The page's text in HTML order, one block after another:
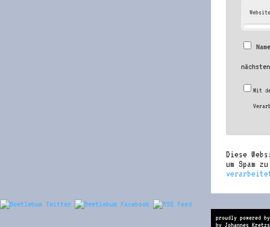
Mit
Diese
um Spam
proudly powered
by Johannes